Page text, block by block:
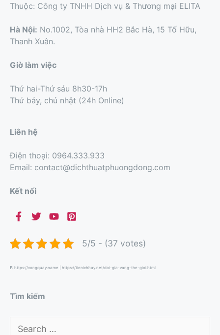
Thuộc: Công ty TNHH Dịch vụ & Thương mại ELITA
Hà Nội: No.1002, Tòa nhà HH2 Bắc Hà, 15 Tố Hữu,
Thanh Xuân.
Giờ làm việc
Thứ hai-Thứ sáu 8h30-17h
Thứ bảy, chủ nhật (24h Online)
Liên hệ
Điện thoại: 0964.333.933
Email: contact@dichthuatphuongdong.com
Kết nối
5/5 - (37 votes)
F: https://vongquay.name https://tienichhay.net/doi-gia-vang-the-gioi.html
Tìm kiếm